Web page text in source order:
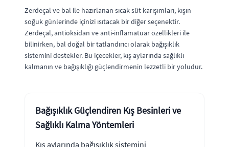
Zerdeçal ve bal ile hazırlanan sıcak süt karışımları, kışın
soğuk günlerinde içinizi ısıtacak bir diğer seçenektir.
Zerdeçal, antioksidan ve anti-inflamatuar özellikleri ile
bilinirken, bal doğal bir tatlandırıcı olarak bağışıklık
sistemini destekler. Bu içecekler, kış aylarında sağlıklı
kalmanın ve bağışıklığı güçlendirmenin lezzetli bir yoludur.
Bağışıklık Güçlendiren Kış Besinleri ve
Sağlıklı Kalma Yöntemleri
Kış aylarında bağışıklık sistemini